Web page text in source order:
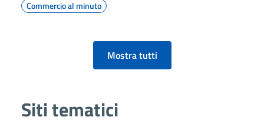
Commercio al minuto
Mostra tutti
Siti tematici